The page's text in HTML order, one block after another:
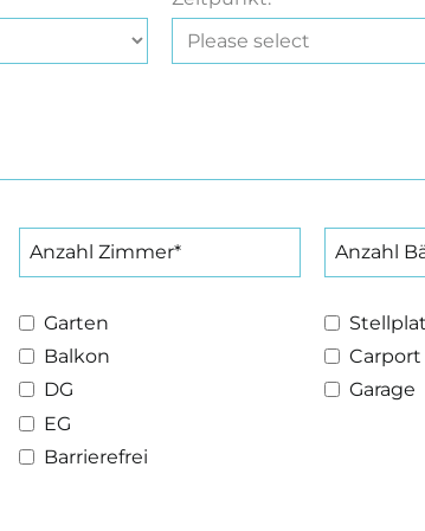
Garten
Balkon
DG
EG
Barrierefrei
Carport
Garage